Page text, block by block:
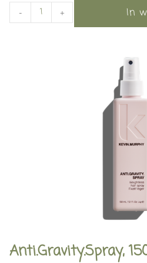
- + In
Anti.Gravity.Spray,